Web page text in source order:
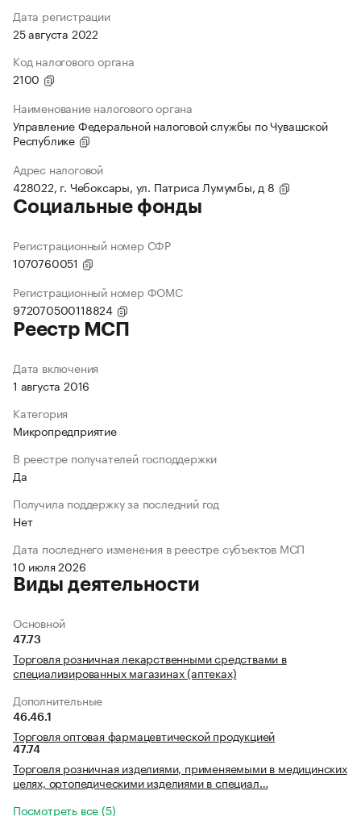
Дата регистрации
25 августа 2022
Код налогового органа
2100
Наименование налогового органа
Управление Федеральной налоговой службы по Чувашской
Республике
Адрес налоговой
428022, г. Чебоксары, ул. Патриса Лумумбы, д 8
Социальные фонды
Регистрационный номер СФР
1070760051
Регистрационный номер ФОМС
972070500118824
Реестр МСП
Дата включения
1 августа 2016
Категория
Микропредприятие
В реестре получателей господдержки
Да
Получила поддержку за последний год
Нет
Дата последнего изменения в реестре субъектов МСП
10 июля 2026
Виды деятельности
Основной
47.73
Торговля розничная лекарственными средствами в
специализированных магазинах (аптеках)
Дополнительные
46.46.1
Торговля оптовая фармацевтической продукцией
47.74
Торговля розничная изделиями, применяемыми в медицинских
целях, ортопедическими изделиями в специал…
Посмотреть все (5)